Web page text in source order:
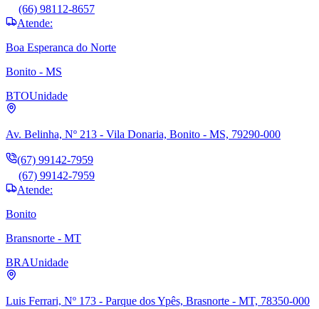
(66) 98112-8657
Atende:
Boa Esperanca do Norte
Bonito - MS
BTOUnidade
Av. Belinha, Nº 213 - Vila Donaria, Bonito - MS, 79290-000
(67) 99142-7959
(67) 99142-7959
Atende:
Bonito
Bransnorte - MT
BRAUnidade
Luis Ferrari, Nº 173 - Parque dos Ypês, Brasnorte - MT, 78350-000